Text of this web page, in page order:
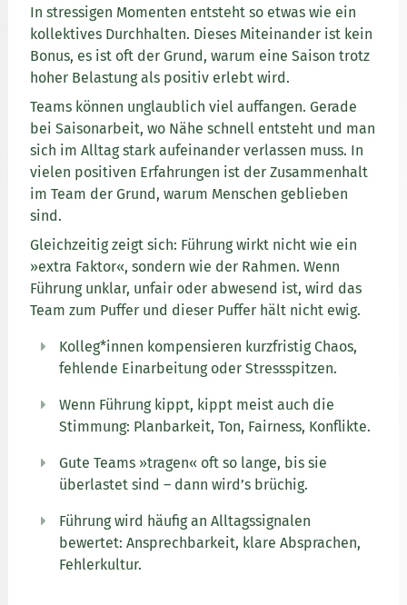
In stressigen Momenten entsteht so etwas wie ein
kollektives Durchhalten. Dieses Miteinander ist kein
Bonus, es ist oft der Grund, warum eine Saison trotz
hoher Belastung als positiv erlebt wird.
Teams können unglaublich viel auffangen. Gerade
bei Saisonarbeit, wo Nähe schnell entsteht und man
sich im Alltag stark aufeinander verlassen muss. In
vielen positiven Erfahrungen ist der Zusammenhalt
im Team der Grund, warum Menschen geblieben
sind.
Gleichzeitig zeigt sich: Führung wirkt nicht wie ein
»extra Faktor«, sondern wie der Rahmen. Wenn
Führung unklar, unfair oder abwesend ist, wird das
Team zum Puffer und dieser Puffer hält nicht ewig.
Kolleg*innen kompensieren kurzfristig Chaos,
fehlende Einarbeitung oder Stressspitzen.
Wenn Führung kippt, kippt meist auch die
Stimmung: Planbarkeit, Ton, Fairness, Konflikte.
Gute Teams »tragen« oft so lange, bis sie
überlastet sind – dann wird’s brüchig.
Führung wird häufig an Alltagssignalen
bewertet: Ansprechbarkeit, klare Absprachen,
Fehlerkultur.